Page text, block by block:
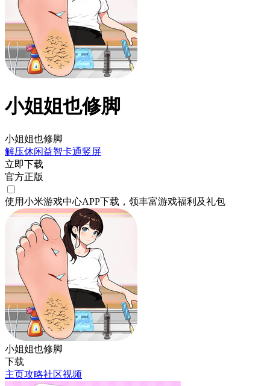
小姐姐也修脚
小姐姐也修脚
解压休闲益智卡通竖屏
立即下载
官方正版
使用小米游戏中心APP下载 ，领丰富游戏福利 及礼包
小姐姐也修脚
下载
主页攻略社区视频